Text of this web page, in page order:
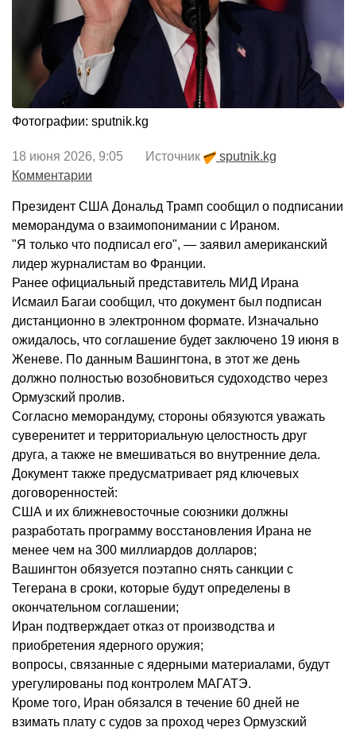
Фотографии: sputnik.kg
18 июня 2026, 9:05 Источник
sputnik.kg
Комментарии
Президент США Дональд Трамп сообщил о подписании
меморандума о взаимопонимании с Ираном.
"Я только что подписал его", — заявил американский
лидер журналистам во Франции.
Ранее официальный представитель МИД Ирана
Исмаил Багаи сообщил, что документ был подписан
дистанционно в электронном формате. Изначально
ожидалось, что соглашение будет заключено 19 июня в
Женеве. По данным Вашингтона, в этот же день
должно полностью возобновиться судоходство через
Ормузский пролив.
Согласно меморандуму, стороны обязуются уважать
суверенитет и территориальную целостность друг
друга, а также не вмешиваться во внутренние дела.
Документ также предусматривает ряд ключевых
договоренностей:
США и их ближневосточные союзники должны
разработать программу восстановления Ирана не
менее чем на 300 миллиардов долларов;
Вашингтон обязуется поэтапно снять санкции с
Тегерана в сроки, которые будут определены в
окончательном соглашении;
Иран подтверждает отказ от производства и
приобретения ядерного оружия;
вопросы, связанные с ядерными материалами, будут
урегулированы под контролем МАГАТЭ.
Кроме того, Иран обязался в течение 60 дней не
взимать плату с судов за проход через Ормузский